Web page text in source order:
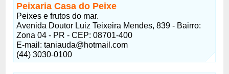
Peixaria Casa do Peixe
Peixes e frutos do mar.
Avenida Doutor Luiz Teixeira Mendes, 839 - Bairro:
Zona 04 - PR - CEP: 08701-400
E-mail: taniauda@hotmail.com
(44) 3030-0100